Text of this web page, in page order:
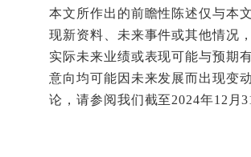
本文所作出的前瞻性陈述仅与本
现新资料、未来事件或其他情况
实际未来业绩或表现可能与预期
意向均可能因未来发展而出现变
论，请参阅我们截至2024年12月